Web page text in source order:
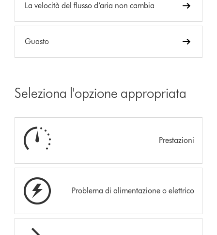
La velocità del flusso d’aria non cambia
Guasto
Seleziona l'opzione appropriata
Prestazioni
Problema di alimentazione o elettrico